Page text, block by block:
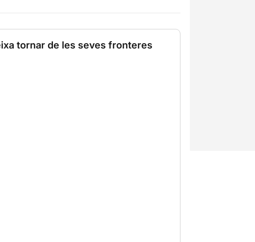
tornar de les seves fronteres